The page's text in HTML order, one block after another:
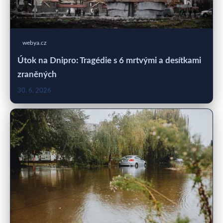
webya.cz
Útok na Dnipro: Tragédie s 6 mrtvými a desítkami
zraněných
30. 6. 2026